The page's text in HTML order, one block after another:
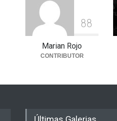
88
Marian Rojo
CONTRIBUTOR